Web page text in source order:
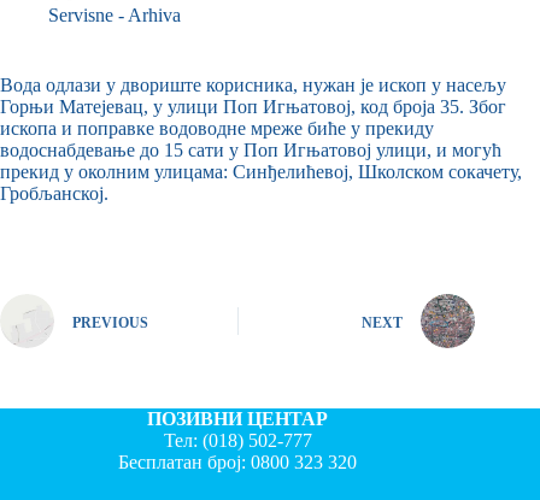
Servisne - Arhiva
Вода одлази у двориште корисника, нужан је ископ у насељу
Горњи Матејевац, у улици Поп Игњатовој, код броја 35. Због
ископа и поправке водоводне мреже биће у прекиду
водоснабдевање до 15 сати у Поп Игњатовој улици, и могућ
прекид у околним улицама: Синђелићевој, Школском сокачету,
Гробљанској.
PREVIOUS NEXT
ПОЗИВНИ ЦЕНТАР
Тел: (018) 502-777
Бесплатан број:0800 323 320